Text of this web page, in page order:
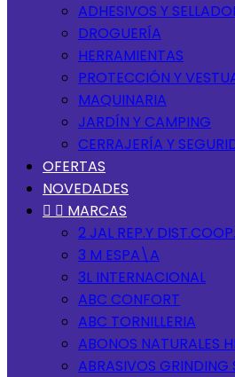
ADHESIVOS Y
DROGUERÍA
HERRAMIENTAS
PROTECCIÓN Y
MAQUINARIA
JARDÍN Y CAMPING
CERRAJERÍA Y
OFERTAS
NOVEDADES
  MARCAS
2 JAL REP.Y
3 M ESPA\A
3L INTERNACIONAL
ABC CONFORT
ABC TORNILLERIA
ABONOS NATURALES
ABRASIVOS GRINDING